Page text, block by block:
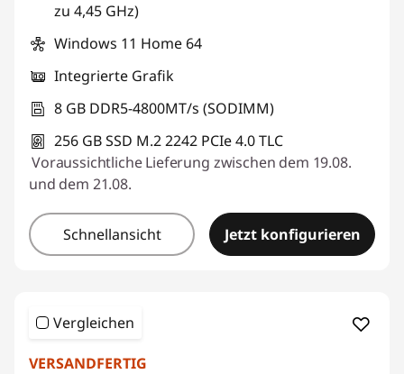
zu 4,45 GHz)
Windows 11 Home 64
Integrierte Grafik
8 GB DDR5-4800MT/s (SODIMM)
256 GB SSD M.2 2242 PCIe 4.0 TLC
Voraussichtliche Lieferung zwischen dem 19.08.
und dem 21.08.
Schnellansicht Jetzt konfigurieren
Vergleichen
VERSANDFERTIG